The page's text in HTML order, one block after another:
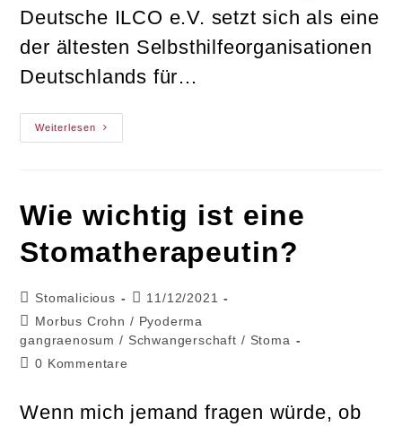
Deutsche ILCO e.V. setzt sich als eine
der ältesten Selbsthilfeorganisationen
Deutschlands für…
Weiterlesen
Interview
Mit
Wie wichtig ist eine
Stomatherapeutin?
Beitrags-
Autor:
Stomalicious
Beitrag
veröffentlicht:
11/12/2021
Beitrags-
Kategorie:
Morbus Crohn / Pyoderma
gangraenosum / Schwangerschaft / Stoma
Beitrags-
0 Kommentare
Wenn mich jemand fragen würde, ob